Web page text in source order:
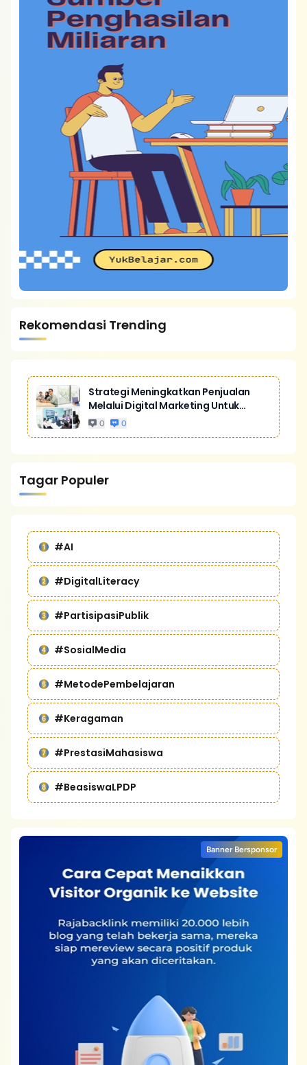
Rekomendasi Trending
Strategi Meningkatkan Penjualan
Melalui Digital Marketing Untuk
Bisnis Yang Lebih Kompetitif
0 0
Tagar Populer
#AI
#DigitalLiteracy
#PartisipasiPublik
#SosialMedia
#MetodePembelajaran
#Keragaman
#PrestasiMahasiswa
#BeasiswaLPDP
Banner Bersponsor